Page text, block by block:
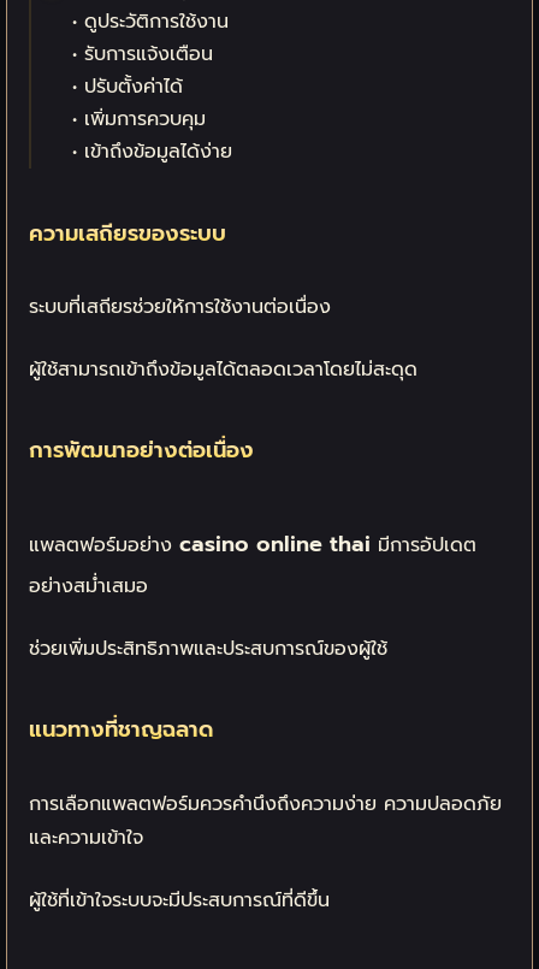
• ดูประวัติการใช้งาน
• รับการแจ้งเตือน
• ปรับตั้งค่าได้
• เพิ่มการควบคุม
• เข้าถึงข้อมูลได้ง่าย
ความเสถียรของระบบ
ระบบที่เสถียรช่วยให้การใช้งานต่อเนื่อง
ผู้ใช้สามารถเข้าถึงข้อมูลได้ตลอดเวลาโดยไม่สะดุด
การพัฒนาอย่างต่อเนื่อง
แพลตฟอร์มอย่างcasino online thai มีการอัปเดต
อย่างสม่ำเสมอ
ช่วยเพิ่มประสิทธิภาพและประสบการณ์ของผู้ใช้
แนวทางที่ชาญฉลาด
การเลือกแพลตฟอร์มควรคำนึงถึงความง่าย ความปลอดภัย
และความเข้าใจ
ผู้ใช้ที่เข้าใจระบบจะมีประสบการณ์ที่ดีขึ้น